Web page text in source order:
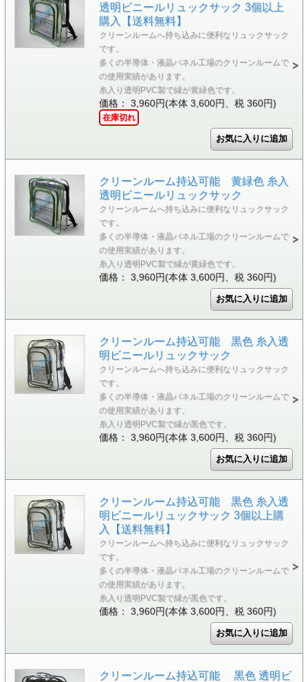
透明ビニールリュックサック 3個以上
購入【送料無料】
クリーンルームへ持ち込みに便利なリュックサック
です。
多くの半導体・液晶パネル工場のクリーンルームで
の使用実績があります。
糸入り透明PVC製で縁が黄緑色です。
価格： 3,960円(本体 3,600円、税 360円)
在庫切れ
クリーンルーム持込可能 黄緑色 糸入
透明ビニールリュックサック
クリーンルームへ持ち込みに便利なリュックサック
です。
多くの半導体・液晶パネル工場のクリーンルームで
の使用実績があります。
糸入り透明PVC製で縁が黄緑色です。
価格： 3,960円(本体 3,600円、税 360円)
クリーンルーム持込可能 黒色 糸入透
明ビニールリュックサック
クリーンルームへ持ち込みに便利なリュックサック
です。
多くの半導体・液晶パネル工場のクリーンルームで
の使用実績があります。
糸入り透明PVC製で縁が黒色です。
価格： 3,960円(本体 3,600円、税 360円)
クリーンルーム持込可能 黒色 糸入透
明ビニールリュックサック 3個以上購
入【送料無料】
クリーンルームへ持ち込みに便利なリュックサック
です。
多くの半導体・液晶パネル工場のクリーンルームで
の使用実績があります。
糸入り透明PVC製で縁が黒色です。
価格： 3,960円(本体 3,600円、税 360円)
クリーンルーム持込可能 黒色 透明ビ